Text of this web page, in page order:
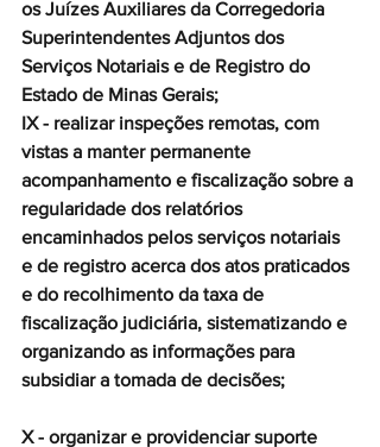
os Juízes Auxiliares da Corregedoria
Superintendentes Adjuntos dos
Serviços Notariais e de Registro do
Estado de Minas Gerais;
IX - realizar inspeções remotas, com
vistas a manter permanente
acompanhamento e fiscalização sobre a
regularidade dos relatórios
encaminhados pelos serviços notariais
e de registro acerca dos atos praticados
e do recolhimento da taxa de
fiscalização judiciária, sistematizando e
organizando as informações para
subsidiar a tomada de decisões;
X - organizar e providenciar suporte